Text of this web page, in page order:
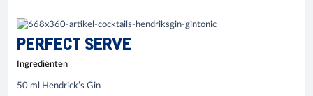
PERFECT SERVE
Ingrediënten
50 ml Hendrick’s Gin